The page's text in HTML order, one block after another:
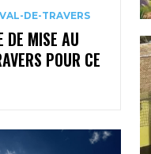
DE-TRAVERS
DE MISE AU
POUR CE